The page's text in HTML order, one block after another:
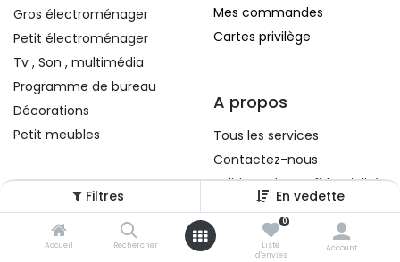
Filtres En vedette
Accueil Rechercher
0
Liste
d'envies
Account
Gros électroménager
Petit électroménager
Tv , Son , multimédia
Programme de bureau
Décorations
Petit meubles
Mes commandes
Cartes privilège
A propos
Tous les services
Contactez-nous
Politique de confidentialité
Conditions d'utilisation